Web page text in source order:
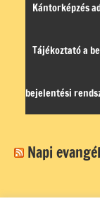
Kántorképzés
Tájékoztató a
bejelentési
Napi